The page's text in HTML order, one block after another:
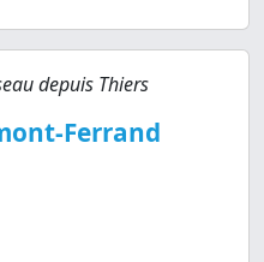
depuis Thiers
Ferrand